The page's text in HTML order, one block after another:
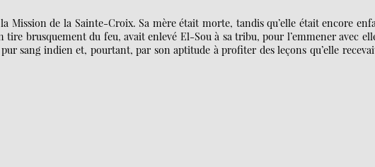
Mission de la Sainte-Croix. Sa mère était morte, tandis qu’elle était encore
brusquement du feu, avait enlevé El-Sou à sa tribu, pour l’emmener avec
sang indien et, pourtant, par son aptitude à profiter des leçons qu’elle